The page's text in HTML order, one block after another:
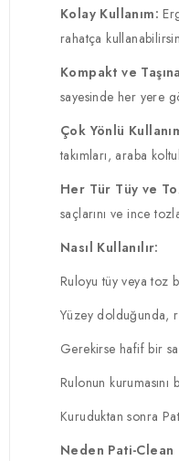
Kolay Kullanım:
rahatça
Kompakt ve
sayesinde her yere
Çok Yönlü
takımları, araba
Her Tür Tüy ve
saçlarını ve ince
Nasıl Kullanılır:
Ruloyu tüy veya toz
Yüzey dolduğunda,
Gerekirse hafif bir
Rulonun kurumasını
Kuruduktan sonra
Neden Pati-Clean